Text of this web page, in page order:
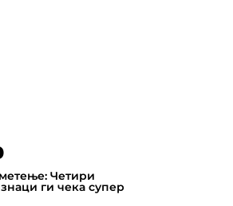
Четири
ги чека супер